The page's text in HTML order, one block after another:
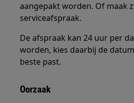
aangepakt worden. Of maak
serviceafspraak.
De afspraak kan 24 uur per
worden, kies daarbij de
beste past.
Oorzaak